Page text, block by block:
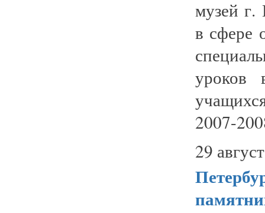
музей г.
в сфере
уроков
2007-
29